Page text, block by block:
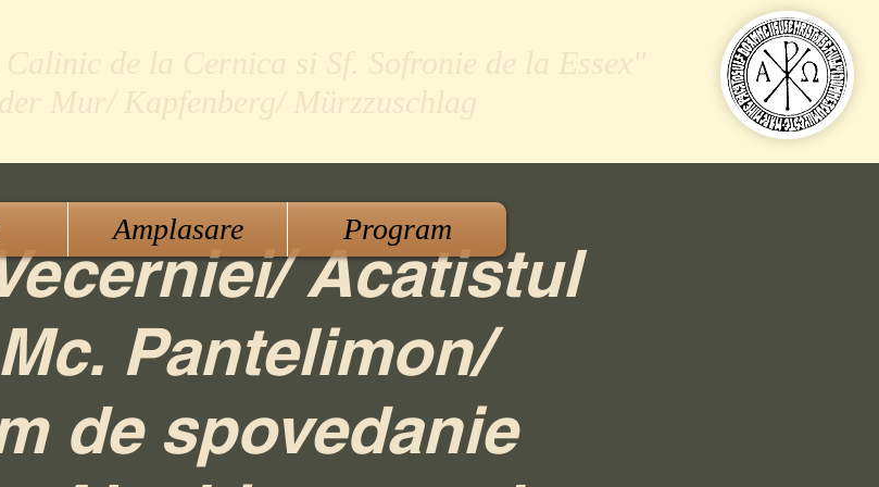
Acatistul
Pantelimon/
de spovedanie
Amplasare Program